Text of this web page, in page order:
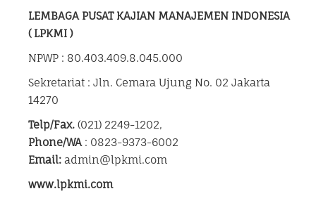
LEMBAGA PUSAT KAJIAN MANAJEMEN INDONESIA
( LPKMI )
NPWP : 80.403.409.8.045.000
Sekretariat : Jln. Cemara Ujung No. 02 Jakarta
14270
Telp/Fax. (021) 2249-1202,
Phone/WA: 0823-9373-6002
Email: admin@lpkmi.com
www.lpkmi.com